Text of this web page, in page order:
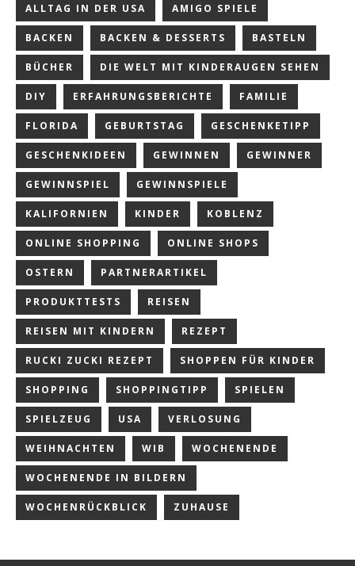
ALLTAG IN DER USA AMIGO SPIELE
BACKEN BACKEN & DESSERTS BASTELN
BÜCHER DIE WELT MIT KINDERAUGEN SEHEN
DIY ERFAHRUNGSBERICHTE FAMILIE
FLORIDA GEBURTSTAG GESCHENKETIPP
GESCHENKIDEEN GEWINNEN GEWINNER
GEWINNSPIEL GEWINNSPIELE
KALIFORNIEN KINDER KOBLENZ
ONLINE SHOPPING ONLINE SHOPS
OSTERN PARTNERARTIKEL
PRODUKTTESTS REISEN
REISEN MIT KINDERN REZEPT
RUCKI ZUCKI REZEPT SHOPPEN FÜR KINDER
SHOPPING SHOPPINGTIPP SPIELEN
SPIELZEUG USA VERLOSUNG
WEIHNACHTEN WIB WOCHENENDE
WOCHENENDE IN BILDERN
WOCHENRÜCKBLICK ZUHAUSE